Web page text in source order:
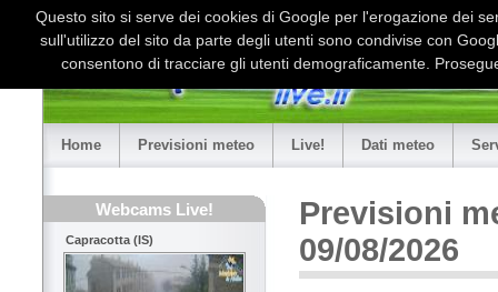
Home Previsioni meteo Live! Dati meteo
Webcams Live!
Capracotta (IS)
Previsioni
09/08/2026
Questo sito si serve dei cookies di Google per l'erogazione dei
sull'utilizzo del sito da parte degli utenti sono condivise con
consentono di tracciare gli utenti demograficamente.